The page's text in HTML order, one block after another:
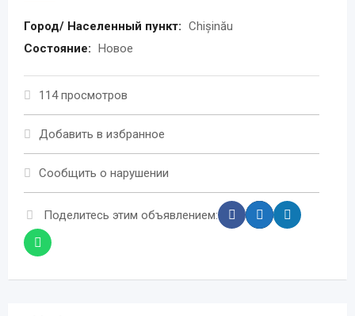
Город/ Населенный пункт: Chișinău
Состояние: Новое
114 просмотров
Добавить в избранное
Сообщить о нарушении
Поделитесь этим объявлением: